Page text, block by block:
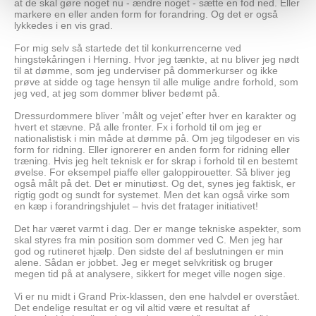
at de skal gøre noget nu - ændre noget - sætte en fod ned. Eller
markere en eller anden form for forandring. Og det er også
lykkedes i en vis grad.
For mig selv så startede det til konkurrencerne ved
hingstekåringen i Herning. Hvor jeg tænkte, at nu bliver jeg nødt
til at dømme, som jeg underviser på dommerkurser og ikke
prøve at sidde og tage hensyn til alle mulige andre forhold, som
jeg ved, at jeg som dommer bliver bedømt på.
Dressurdommere bliver ’målt og vejet’ efter hver en karakter og
hvert et stævne. På alle fronter. Fx i forhold til om jeg er
nationalistisk i min måde at dømme på. Om jeg tilgodeser en vis
form for ridning. Eller ignorerer en anden form for ridning eller
træning. Hvis jeg helt teknisk er for skrap i forhold til en bestemt
øvelse. For eksempel piaffe eller galoppirouetter. Så bliver jeg
også målt på det. Det er minutiøst. Og det, synes jeg faktisk, er
rigtig godt og sundt for systemet. Men det kan også virke som
en kæp i forandringshjulet – hvis det fratager initiativet!
Det har været varmt i dag. Der er mange tekniske aspekter, som
skal styres fra min position som dommer ved C. Men jeg har
god og rutineret hjælp. Den sidste del af beslutningen er min
alene. Sådan er jobbet. Jeg er meget selvkritisk og bruger
megen tid på at analysere, sikkert for meget ville nogen sige.
Vi er nu midt i Grand Prix-klassen, den ene halvdel er overstået.
Det endelige resultat er og vil altid være et resultat af